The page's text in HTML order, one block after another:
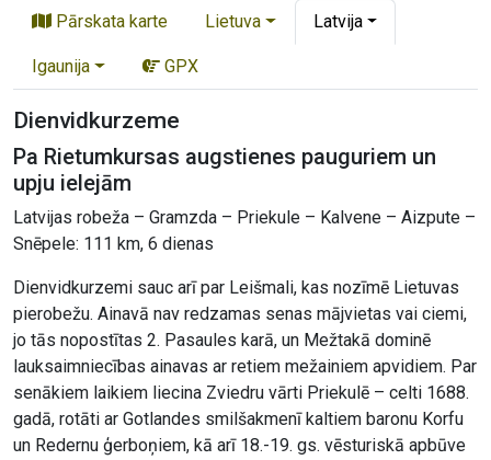
Pārskata karte Lietuva Latvija
Igaunija GPX
Dienvidkurzeme
Pa Rietumkursas augstienes pauguriem un
upju ielejām
Latvijas robeža – Gramzda – Priekule – Kalvene – Aizpute –
Snēpele: 111 km, 6 dienas
Dienvidkurzemi sauc arī par Leišmali, kas nozīmē Lietuvas
pierobežu. Ainavā nav redzamas senas mājvietas vai ciemi,
jo tās nopostītas 2. Pasaules karā, un Mežtakā dominē
lauksaimniecības ainavas ar retiem mežainiem apvidiem. Par
senākiem laikiem liecina Zviedru vārti Priekulē – celti 1688.
gadā, rotāti ar Gotlandes smilšakmenī kaltiem baronu Korfu
un Redernu ģerboņiem, kā arī 18.-19. gs. vēsturiskā apbūve